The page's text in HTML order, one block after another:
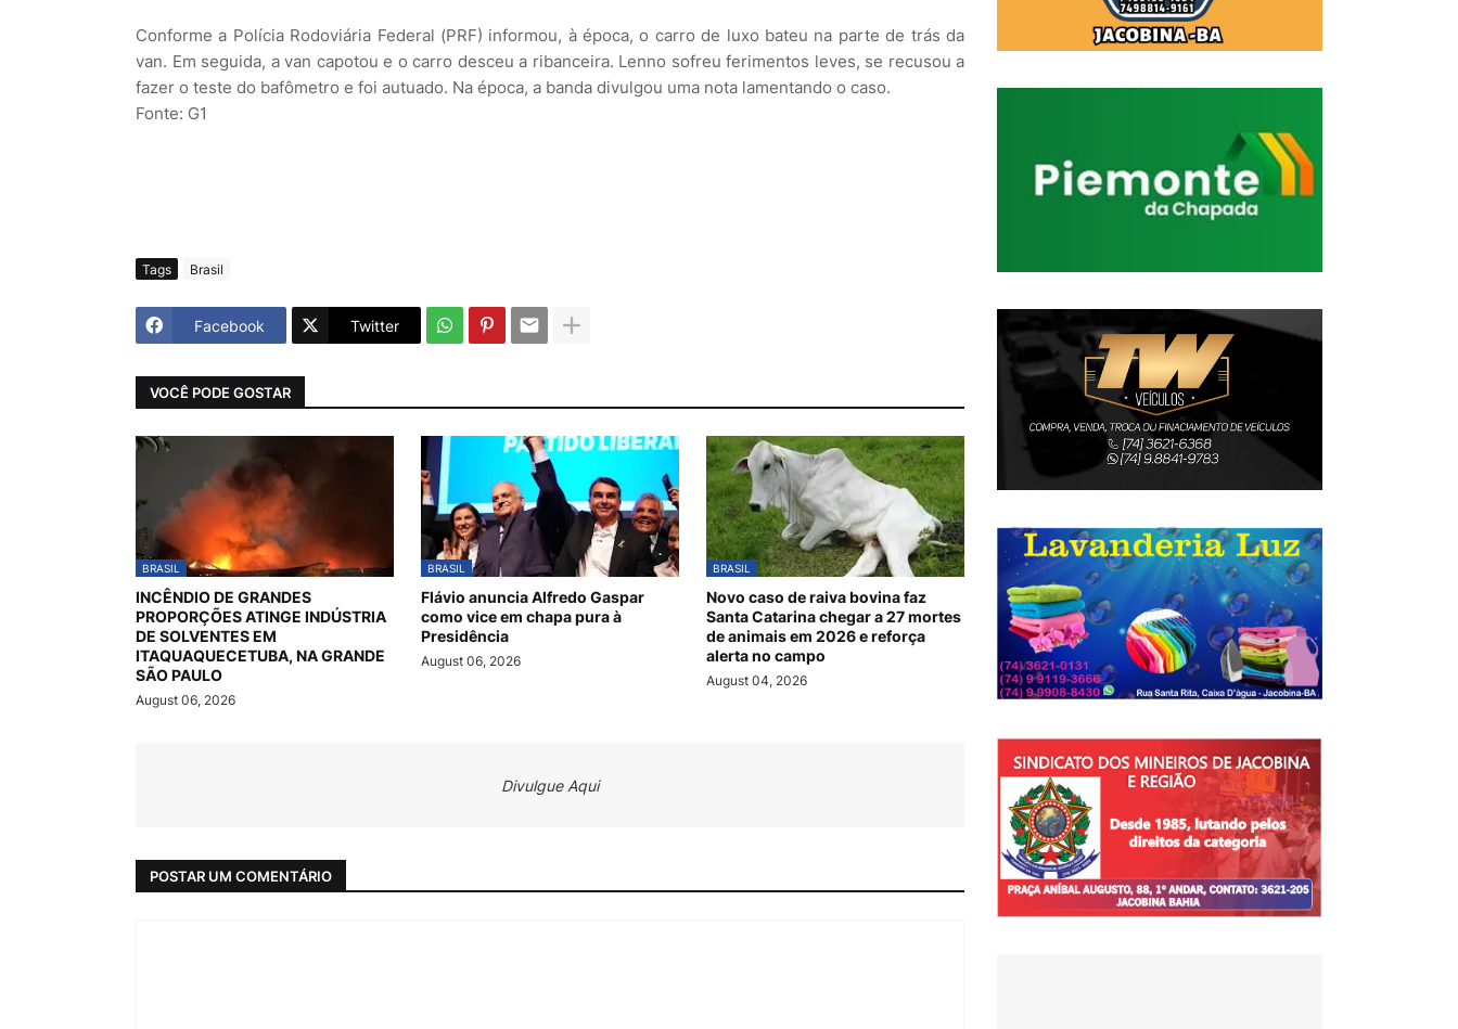
Conforme a Polícia Rodoviária Federal (PRF) informou, à época, o carro de luxo bateu na parte de trás da
van. Em seguida, a van capotou e o carro desceu a ribanceira. Lenno sofreu ferimentos leves, se recusou a
fazer o teste do bafômetro e foi autuado. Na época, a banda divulgou uma nota lamentando o caso.
Fonte: G1
Tags Brasil
Facebook Twitter
VOCÊ PODE GOSTAR
BRASIL
INCÊNDIO DE GRANDES
PROPORÇÕES ATINGE INDÚSTRIA
DE SOLVENTES EM
ITAQUAQUECETUBA, NA GRANDE
SÃO PAULO
August 06, 2026
BRASIL
Flávio anuncia Alfredo Gaspar
como vice em chapa pura à
Presidência
August 06, 2026
BRASIL
Novo caso de raiva bovina faz
Santa Catarina chegar a 27 mortes
de animais em 2026 e reforça
alerta no campo
August 04, 2026
Divulgue Aqui
POSTAR UM COMENTÁRIO